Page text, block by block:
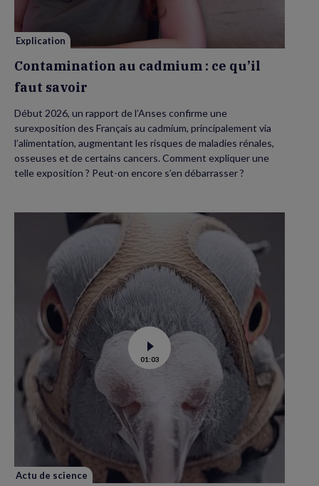
savoir
Explication
Contamination au cadmium : ce qu’il
faut savoir
Début 2026, un rapport de l’Anses confirme une
surexposition des Français au cadmium, principalement via
l’alimentation, augmentant les risques de maladies rénales,
osseuses et de certains cancers. Comment expliquer une
telle exposition ? Peut-on encore s’en débarrasser ?
Voir
la
vidéo
01:03
Actu de science